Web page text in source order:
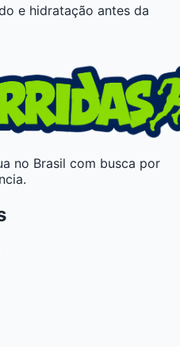
e hidratação antes da
no Brasil com busca por